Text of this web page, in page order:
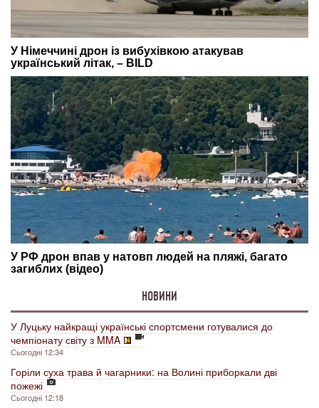
НОВИНИ
У Луцьку найкращі українські спортсмени готувалися до
чемпіонату світу з MMA
Сьогодні 12:34
Горіли суха трава й чагарники: на Волині приборкали дві
пожежі
Сьогодні 12:18